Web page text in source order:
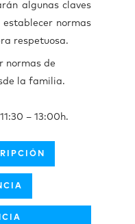
algunas claves
normas
respetuosa.
normas de
la familia.
– 13:00h.